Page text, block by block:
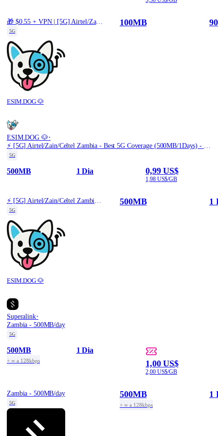
🎁 $0.55 + VPN | [5G] Airtel/Zain/Celtel Zambia - Best 5G Coverage (100MB/90Days) - Black route
5G
ESIM.DOG 🐶
100MB
ESIM.DOG 🐶·
5G
500MB 1 Dia 0,99 US$
1,98 US$/GB
5G
ESIM.DOG 🐶
500MB 1
Superalink·
Zambia - 500MB/day
5G
500MB
+ ∞ a 128kbps
1 Dia
1,00 US$
2,00 US$/GB
Zambia - 500MB/day
5G
500MB
+ ∞ a 128kbps
1